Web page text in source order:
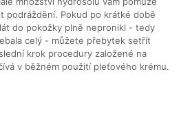
podráždění. Pokud po krátké době
do pokožky plně nepronikl - tedy
celý - můžete přebytek setřít
krok procedury založené na
v běžném použití pleťového krému.